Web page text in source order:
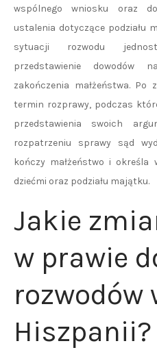
wspólnego wniosku oraz
ustalenia dotyczące podziału
sytuacji rozwodu
przedstawienie dowodów
zakończenia małżeństwa. Po
termin rozprawy, podczas
przedstawienia swoich
rozpatrzeniu sprawy sąd
kończy małżeństwo i
dziećmi oraz podziału majątku.
Jakie
w prawie
rozwodów
Hiszpanii?